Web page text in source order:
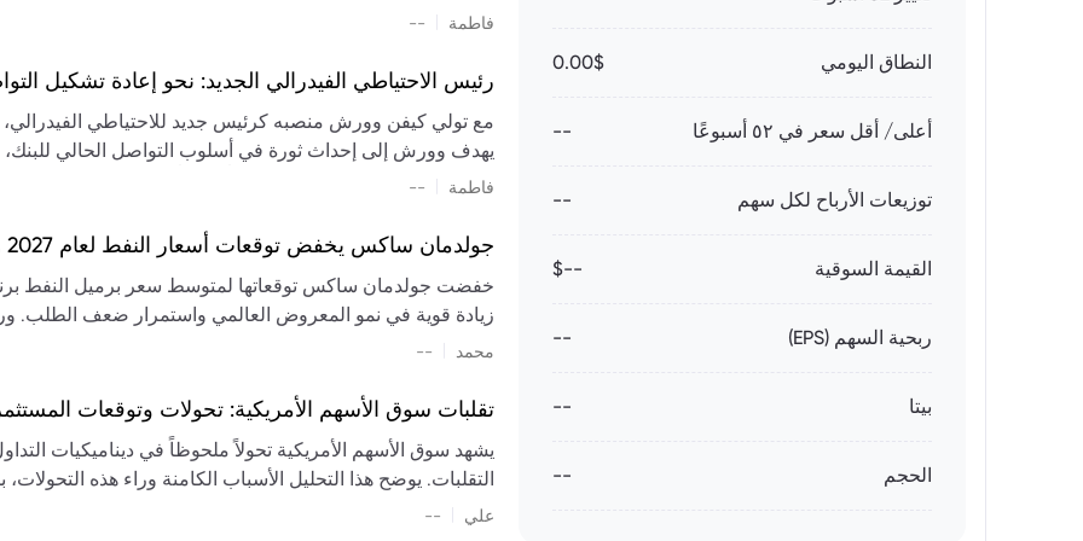
النطاق اليومي 0.00$
أعلى/ أقل سعر في ٥٢ أسبوعًا --
توزيعات الأرباح لكل سهم --
القيمة السوقية --$
ربحية السهم (EPS) --
بيتا --
الحجم --
تشكيل تقييم الصناعة، مع توقعات بارتفاع مستمر في الأسعار
فاطمة --
رئيس الاحتياطي الفيدرالي الجديد: نحو إعادة تشكيل
مع تولي كيفن وورش منصبه كرئيس جديد للاحتياطي الفيدرالي،
يهدف وورش إلى إحداث ثورة في أسلوب التواصل الحالي للبنك،
السياسة ويمنح البنك المركزي دوراً مبالغاً فيه. يسعى إلى
فاطمة --
جولدمان ساكس يخفض توقعات أسعار النفط لعام 2027 وسط تغيرات في العرض والطلب
زيادة قوية في نمو المعروض العالمي واستمرار ضعف الطلب.
العالمية في الربع الثاني
سابقًا. من المتوقع عودة صادرات دول الخليج إلى طبيعتها
عدم اليقين الجيوسياسي يمكن أن يؤدي إلى تقلبات سعرية
استمرار الاضطرابات، وسيناريوهات لانخفاض الأسعار في
إضافي.
محمد --
تقلبات سوق الأسهم الأمريكية: تحولات وتوقعات
يشهد سوق الأسهم الأمريكية تحولاً ملحوظاً في ديناميكيات
التقلبات. يوضح هذا التحليل الأسباب الكامنة وراء هذه
علي --